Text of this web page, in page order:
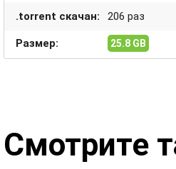
.torrent скачан: 206 раз
Размер: 25.8 GB
Смотрите